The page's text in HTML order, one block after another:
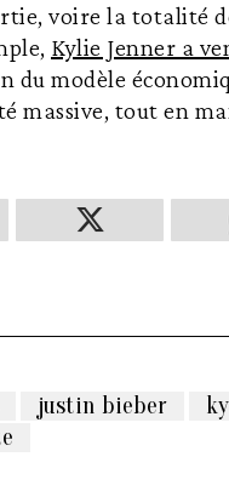
voire la totalité
Kylie Jenner a
du modèle
massive, tout en
justin bieber